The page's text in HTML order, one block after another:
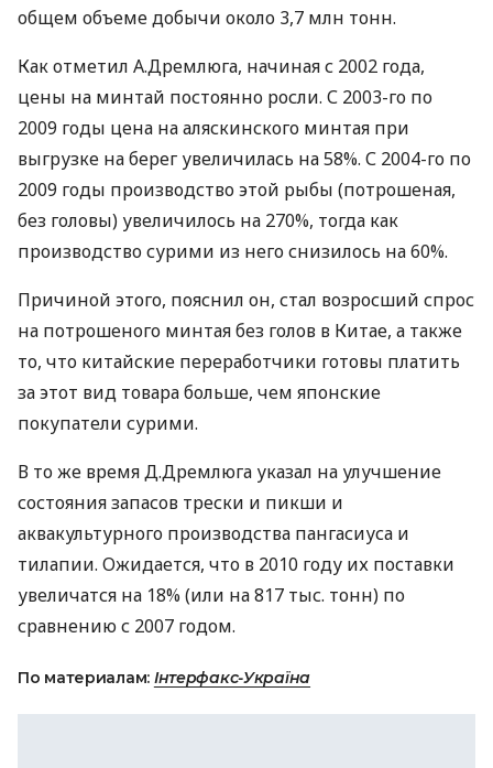
общем объеме добычи около 3,7 млн тонн.
Как отметил А.Дремлюга, начиная с 2002 года,
цены на минтай постоянно росли. С 2003-го по
2009 годы цена на аляскинского минтая при
выгрузке на берег увеличилась на 58%. С 2004-го по
2009 годы производство этой рыбы (потрошеная,
без головы) увеличилось на 270%, тогда как
производство сурими из него снизилось на 60%.
Причиной этого, пояснил он, стал возросший спрос
на потрошеного минтая без голов в Китае, а также
то, что китайские переработчики готовы платить
за этот вид товара больше, чем японские
покупатели сурими.
В то же время Д.Дремлюга указал на улучшение
состояния запасов трески и пикши и
аквакультурного производства пангасиуса и
тилапии. Ожидается, что в 2010 году их поставки
увеличатся на 18% (или на 817 тыс. тонн) по
сравнению с 2007 годом.
По материалам: Інтерфакс-Україна